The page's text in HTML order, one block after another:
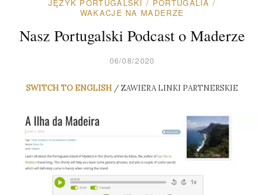
JĘZYK PORTUGALSKI / PORTUGALIA /
WAKACJE NA MADERZE
Nasz Portugalski Podcast o Maderze
06/08/2020
SWITCH TO ENGLISH / ZAWIERA LINKI PARTNERSKIE